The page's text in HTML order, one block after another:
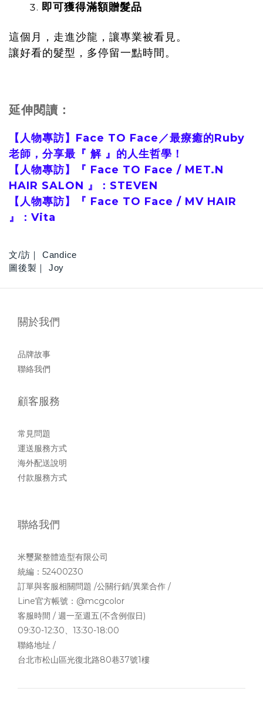
即可獲得滿額贈髮品
這個月，走進沙龍，讓專業被看見。
讓好看的髮型，多停留一點時間。
延伸閱讀：
【人物專訪】Face TO Face／最療癒的Ruby
老師，分享最『 解 』的人生哲學！
【人物專訪】『 Face TO Face / MET.N
HAIR SALON 』：STEVEN
【人物專訪】『 Face TO Face / MV HAIR
』：Vita
文/訪｜ Candice
圖後製｜ Joy
關於我們
品牌故事
聯絡我們
顧客服務
常見問題
運送服務方式
海外配送說明
付款服務方式
聯絡我們
米璽聚整體造型有限公司
統編：52400230
訂單與客服相關問題 /公關行銷/異業合作 /
Line官方帳號： @mcgcolor
客服時間 / 週一至週五(不含例假日)
09:30-12:30、13:30-18:00
聯絡地址 /
台北市松山區光復北路80巷37號1樓